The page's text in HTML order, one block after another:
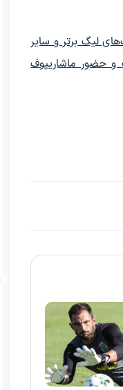
لیگ برتر و سایر
و حضور ماشاریپوف